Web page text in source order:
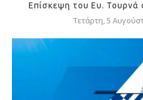
Επίσκεψη του Ευ. Τουρνά
Τετάρτη, 5